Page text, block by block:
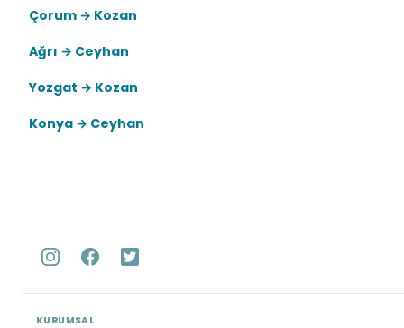
Çorum → Kozan
Ağrı → Ceyhan
Yozgat → Kozan
Konya → Ceyhan
KURUMSAL